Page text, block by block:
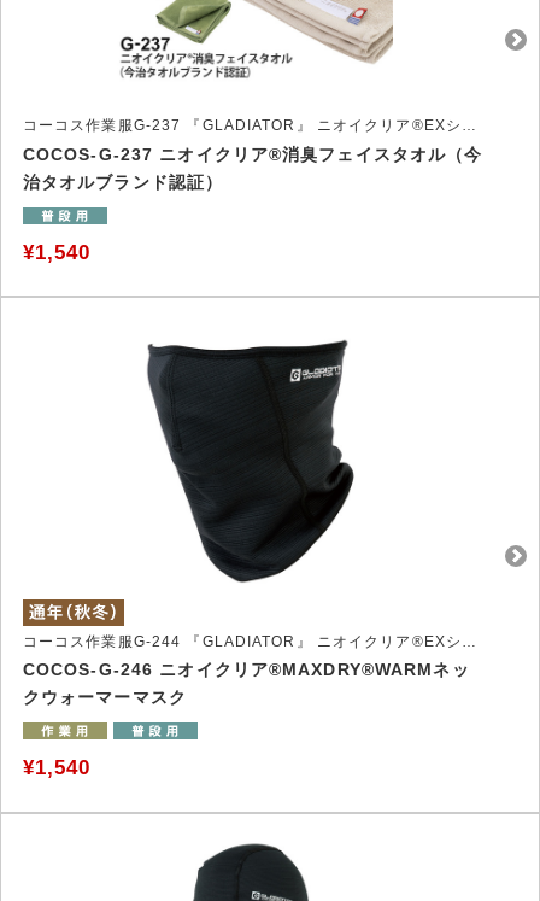
コーコス作業服G-237 『GLADIATOR』 ニオイクリア®EXシリーズ
COCOS-G-237 ニオイクリア®消臭フェイスタオル（今
治タオルブランド認証）
¥1,540
COCOS-G-246 ニオイクリア®MAXDRY®WARMネッ
クウォーマーマスク
¥1,540